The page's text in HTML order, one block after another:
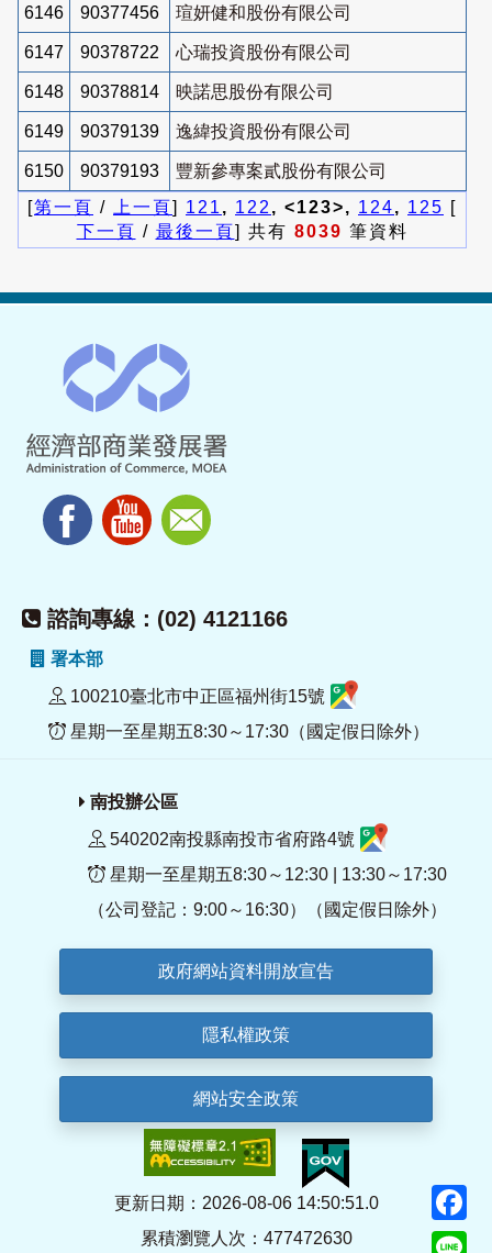
6146 90377456 瑄妍健和股份有限公司
6147 90378722 心瑞投資股份有限公司
6148 90378814 映諾思股份有限公司
6149 90379139 逸緯投資股份有限公司
6150 90379193
豐新參專案貳股份有限公司
[第一頁 / 上一頁] 121 , 122 , <123>, 124, 125 [
下一頁 / 最後一頁] 共有 8039 筆資料
諮詢專線：(02) 4121166
署本部
100210臺北市中正區福州街15號
星期一至星期五8:30～17:30（國定假日除外）
南投辦公區
540202南投縣南投市省府路4號
星期一至星期五8:30～12:30 | 13:30～17:30
（公司登記：9:00～16:30）（國定假日除外）
政府網站資料開放宣告
隱私權政策
網站安全政策
更新日期：2026-08-06 14:50:51.0
累積瀏覽人次：477472630